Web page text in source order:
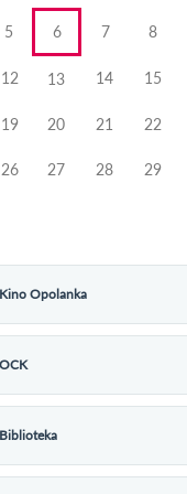
5 6 7 8
12 13 14 15
19 20 21 22
26 27 28 29
Kino Opolanka
OCK
Biblioteka